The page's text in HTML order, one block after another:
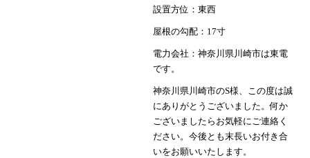
設置方位：東西
屋根の勾配：17寸
電力会社：神奈川県川崎市は東電
です。
神奈川県川崎市のS様、この度は誠
にありがとうございました。何か
ございましたらお気軽にご連絡く
ださい。今後とも末長いお付き合
いをお願いいたします。